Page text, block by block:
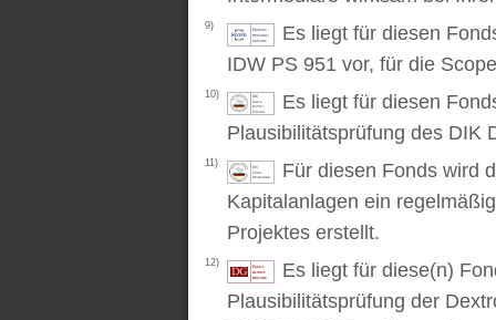
9)
Es liegt für diesen
IDW PS 951 vor, für die
10)
Es liegt für diesen
Plausibilitätsprüfung des DIK
11)
Für diesen Fonds wird
Kapitalanlagen ein
Projektes erstellt.
12)
Es liegt für diese(n)
Plausibilitätsprüfung der